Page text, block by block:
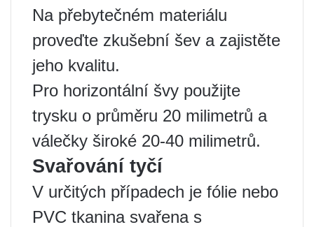
Na přebytečném materiálu
proveďte zkušební šev a zajistěte
jeho kvalitu.
Pro horizontální švy použijte
trysku o průměru 20 milimetrů a
válečky široké 20-40 milimetrů.
Svařování tyčí
V určitých případech je fólie nebo
PVC tkanina svařena s